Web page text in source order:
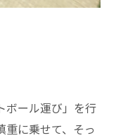
ボール運び」を行
に乗せて、そっ